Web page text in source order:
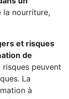
la nourriture,
et risques
de
risques peuvent
La
à